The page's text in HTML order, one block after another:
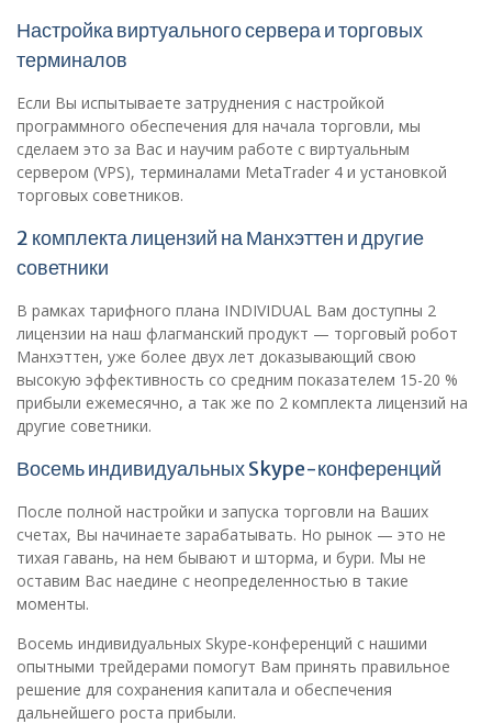
Настройка виртуального сервера и торговых
терминалов
Если Вы испытываете затруднения с настройкой
программного обеспечения для начала торговли, мы
сделаем это за Вас и научим работе с виртуальным
сервером (VPS), терминалами MetaTrader 4 и установкой
торговых советников.
2 комплекта лицензий на Манхэттен и другие
советники
В рамках тарифного плана INDIVIDUAL Вам доступны 2
лицензии на наш флагманский продукт — торговый робот
Манхэттен, уже более двух лет доказывающий свою
высокую эффективность со средним показателем 15-20 %
прибыли ежемесячно, а так же по 2 комплекта лицензий на
другие советники.
Восемь индивидуальных Skype-конференций
После полной настройки и запуска торговли на Ваших
счетах, Вы начинаете зарабатывать. Но рынок — это не
тихая гавань, на нем бывают и шторма, и бури. Мы не
оставим Вас наедине с неопределенностью в такие
моменты.
Восемь индивидуальных Skype-конференций с нашими
опытными трейдерами помогут Вам принять правильное
решение для сохранения капитала и обеспечения
дальнейшего роста прибыли.